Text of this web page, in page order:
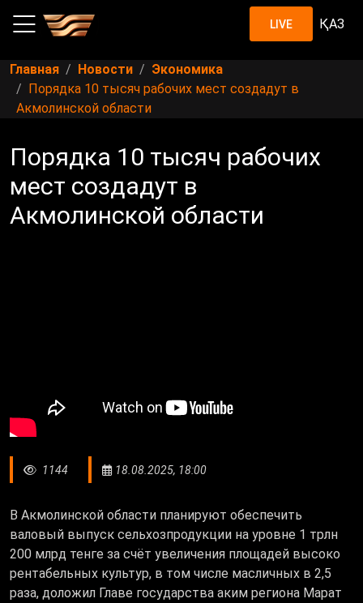
LIVE ҚАЗ
Главная Новости
Экономика
Порядка 10 тысяч рабочих мест создадут в
Акмолинской области
Порядка 10 тысяч рабочих
мест создадут в
Акмолинской области
1144 18.08.2025, 18:00
В Акмолинской области планируют обеспечить
валовый выпуск сельхозпродукции на уровне 1 трлн
200 млрд тенге за счёт увеличения площадей высоко
рентабельных культур, в том числе масличных в 2,5
раза, доложил Главе государства аким региона Марат